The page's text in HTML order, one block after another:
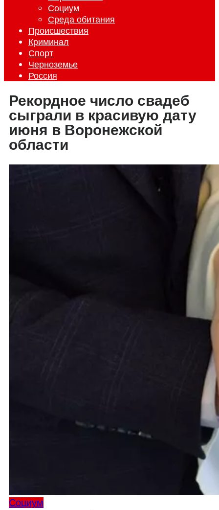
Социум
Среда обитания
Происшествия
Криминал
Спорт
Черноземье
Россия
Рекордное число свадеб
сыграли в красивую дату
июня в Воронежской
области
Социум